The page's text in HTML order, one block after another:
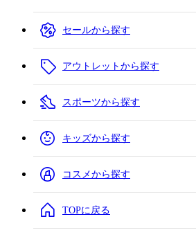
セールから探す
アウトレットから探す
スポーツから探す
キッズから探す
コスメから探す
TOPに戻る